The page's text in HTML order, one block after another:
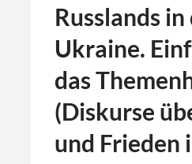
Russlands in
Ukraine.
das
(Diskurse
und Frieden